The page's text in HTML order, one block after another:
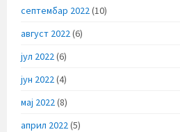
септембар 2022(10)
август 2022(6)
јул 2022(6)
јун 2022(4)
мај 2022(8)
април 2022(5)